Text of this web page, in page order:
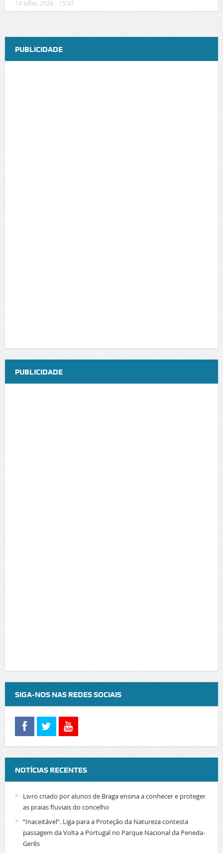
14 Julho, 2026 - 15:37
PUBLICIDADE
PUBLICIDADE
SIGA-NOS NAS REDES SOCIAIS
NOTÍCIAS RECENTES
Livro criado por alunos de Braga ensina a conhecer e proteger
as praias fluviais do concelho
“Inaceitável”. Liga para a Proteção da Natureza contesta
passagem da Volta a Portugal no Parque Nacional da Peneda-
Gerês